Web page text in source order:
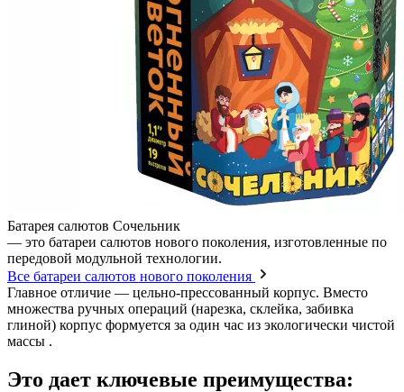
Батарея салютов Сочельник
— это батареи салютов нового поколения, изготовленные по
передовой модульной технологии.
Все батареи салютов нового поколения
Главное отличие — цельно-прессованный корпус. Вместо
множества ручных операций (нарезка, склейка, забивка
глиной) корпус формуется за один час из экологически чистой
массы .
Это дает ключевые преимущества: